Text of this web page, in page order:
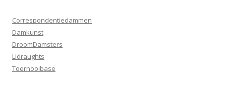
Correspondentiedammen
Damkunst
DroomDamsters
Lidraughts
Toernooibase